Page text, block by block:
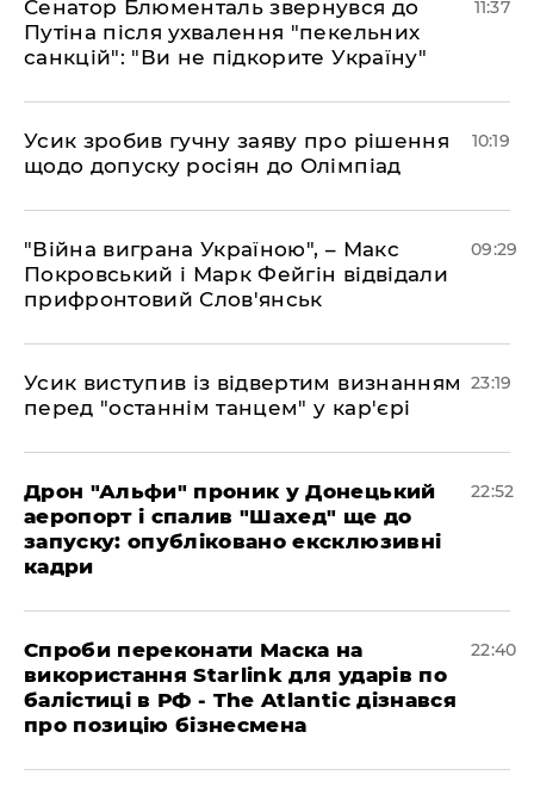
Сенатор Блюменталь звернувся до
Путіна після ухвалення "пекельних
санкцій": "Ви не підкорите Україну"
11:37
Усик зробив гучну заяву про рішення
щодо допуску росіян до Олімпіад
10:19
"Війна виграна Україною", – Макс
Покровський і Марк Фейгін відвідали
прифронтовий Слов'янськ
09:29
​Усик виступив із відвертим визнанням
перед "останнім танцем" у кар'єрі
23:19
​Дрон "Альфи" проник у Донецький
аеропорт і спалив "Шахед" ще до
запуску: опубліковано ексклюзивні
кадри
22:52
​Спроби переконати Маска на
використання Starlink для ударів по
балістиці в РФ - The Atlantic дізнався
про позицію бізнесмена
22:40